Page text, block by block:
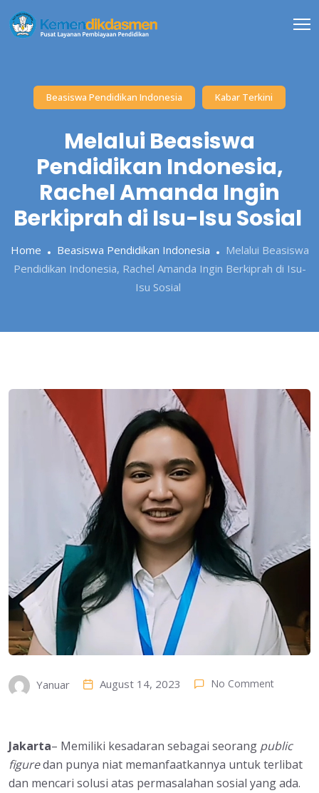
Skip
to
Beasiswa Pendidikan Indonesia Kabar Terkini
Melalui Beasiswa
Pendidikan Indonesia,
Rachel Amanda Ingin
Berkiprah di Isu-Isu Sosial
Home Beasiswa Pendidikan Indonesia
Melalui Beasiswa
Pendidikan Indonesia, Rachel Amanda Ingin Berkiprah di Isu-
Isu Sosial
Yanuar August 14, 2023 No Comment
Jakarta– Memiliki kesadaran sebagai seorang public
figuredan punya niat memanfaatkannya untuk terlibat
dan mencari solusi atas permasalahan sosial yang ada.